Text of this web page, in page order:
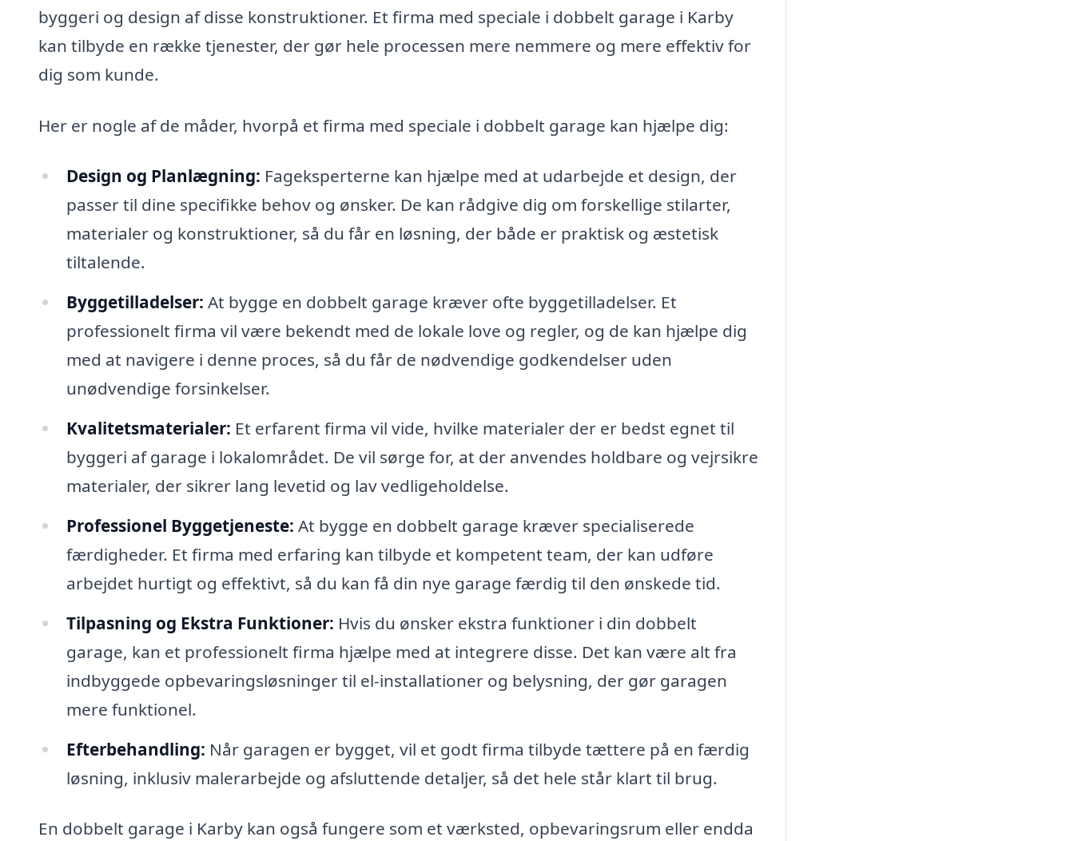
byggeri og design af disse konstruktioner. Et firma med speciale i dobbelt garage i Karby
kan tilbyde en række tjenester, der gør hele processen mere nemmere og mere effektiv for
dig som kunde.
Her er nogle af de måder, hvorpå et firma med speciale i dobbelt garage kan hjælpe dig:
Design og Planlægning: Fageksperterne kan hjælpe med at udarbejde et design, der
passer til dine specifikke behov og ønsker. De kan rådgive dig om forskellige stilarter,
materialer og konstruktioner, så du får en løsning, der både er praktisk og æstetisk
tiltalende.
Byggetilladelser: At bygge en dobbelt garage kræver ofte byggetilladelser. Et
professionelt firma vil være bekendt med de lokale love og regler, og de kan hjælpe dig
med at navigere i denne proces, så du får de nødvendige godkendelser uden
unødvendige forsinkelser.
Kvalitetsmaterialer: Et erfarent firma vil vide, hvilke materialer der er bedst egnet til
byggeri af garage i lokalområdet. De vil sørge for, at der anvendes holdbare og vejrsikre
materialer, der sikrer lang levetid og lav vedligeholdelse.
Professionel Byggetjeneste: At bygge en dobbelt garage kræver specialiserede
færdigheder. Et firma med erfaring kan tilbyde et kompetent team, der kan udføre
arbejdet hurtigt og effektivt, så du kan få din nye garage færdig til den ønskede tid.
Tilpasning og Ekstra Funktioner: Hvis du ønsker ekstra funktioner i din dobbelt
garage, kan et professionelt firma hjælpe med at integrere disse. Det kan være alt fra
indbyggede opbevaringsløsninger til el-installationer og belysning, der gør garagen
mere funktionel.
Efterbehandling: Når garagen er bygget, vil et godt firma tilbyde tættere på en færdig
løsning, inklusiv malerarbejde og afsluttende detaljer, så det hele står klart til brug.
En dobbelt garage i Karby kan også fungere som et værksted, opbevaringsrum eller endda